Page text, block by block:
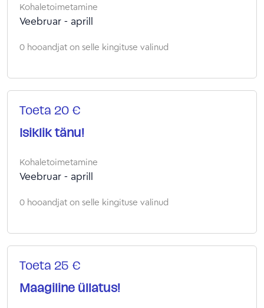
Kohaletoimetamine
Veebruar - aprill
0 hooandjat on selle kingituse valinud
Toeta 20 €
Isiklik tänu!
Kohaletoimetamine
Veebruar - aprill
0 hooandjat on selle kingituse valinud
Toeta 25 €
Maagiline üllatus!